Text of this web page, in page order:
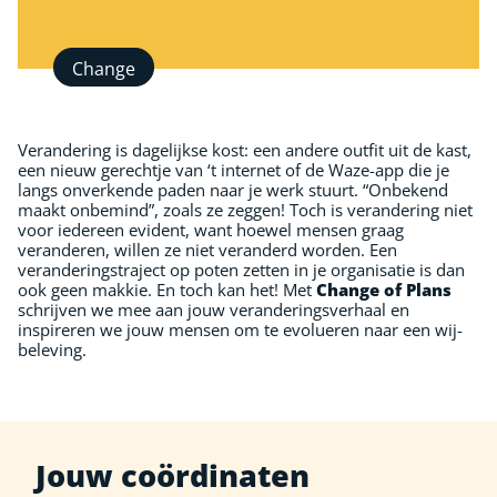
Change
Verandering is dagelijkse kost: een andere outfit uit de kast,
een nieuw gerechtje van ‘t internet of de Waze-app die je
langs onverkende paden naar je werk stuurt. “Onbekend
maakt onbemind”, zoals ze zeggen! Toch is verandering niet
voor iedereen evident, want hoewel mensen graag
veranderen, willen ze niet veranderd worden. Een
veranderingstraject op poten zetten in je organisatie is dan
ook geen makkie. En toch kan het! Met Change of Plans
schrijven we mee aan jouw veranderingsverhaal en
inspireren we jouw mensen om te evolueren naar een wij-
beleving.
Jouw coördinaten